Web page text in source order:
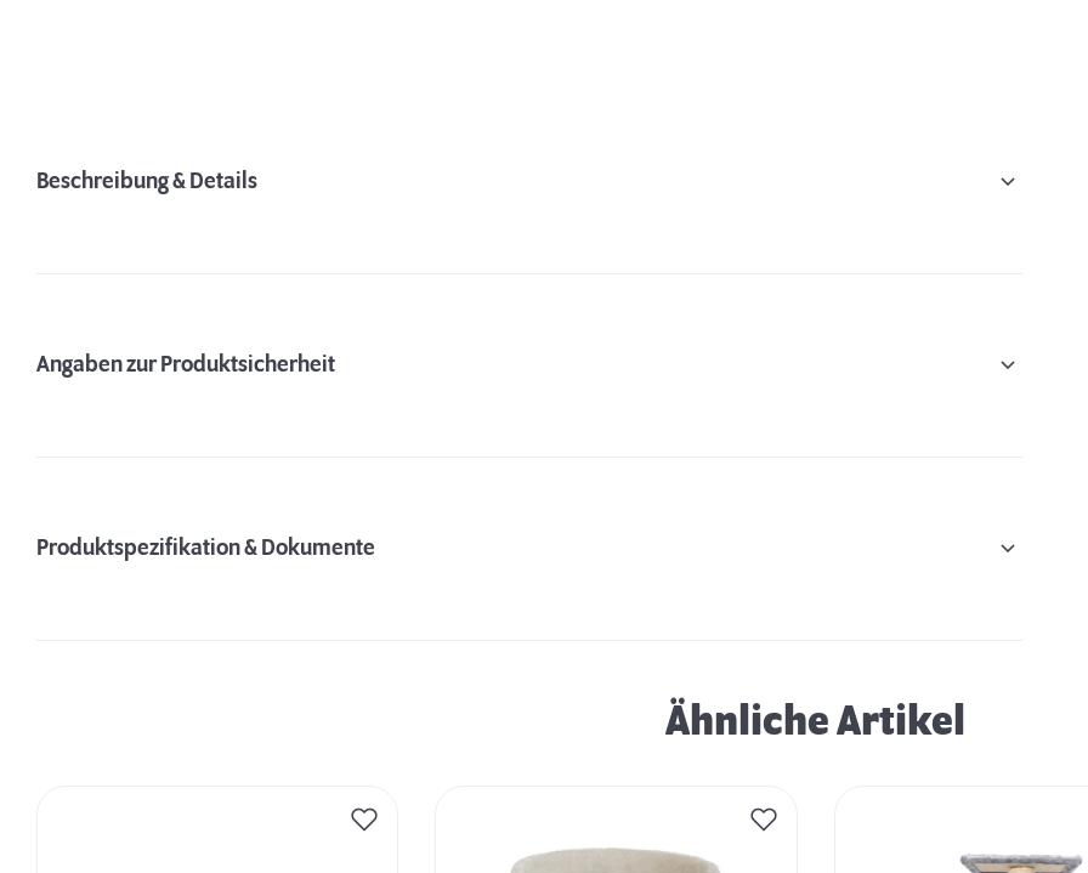
Beschreibung & Details
Angaben zur Produktsicherheit
Produktspezifikation & Dokumente
Ähnliche Artikel